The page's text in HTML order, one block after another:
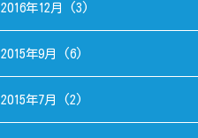
2016年12月 (3)
2015年9月 (6)
2015年7月 (2)